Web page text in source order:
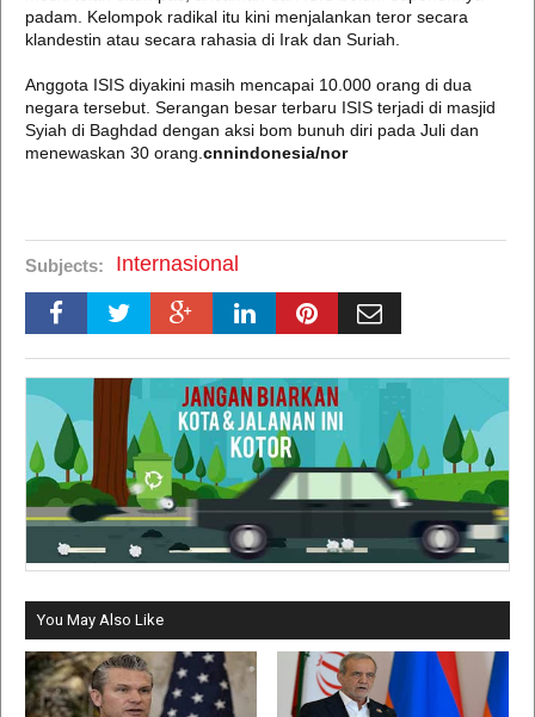
padam. Kelompok radikal itu kini menjalankan teror secara
klandestin atau secara rahasia di Irak dan Suriah.
Anggota ISIS diyakini masih mencapai 10.000 orang di dua
negara tersebut. Serangan besar terbaru ISIS terjadi di masjid
Syiah di Baghdad dengan aksi bom bunuh diri pada Juli dan
menewaskan 30 orang. cnnindonesia/nor
Subjects: Internasional
You May Also Like